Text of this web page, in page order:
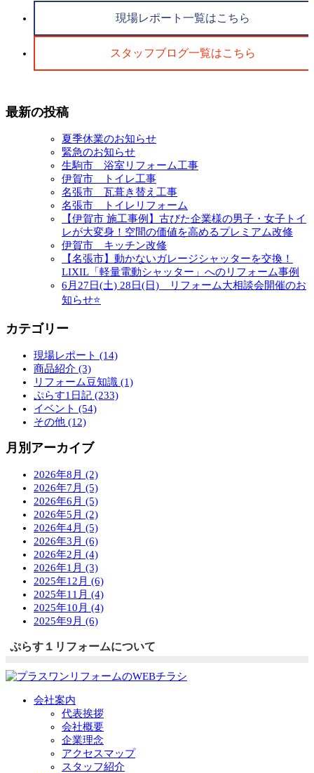
現場レポート一覧はこちら
スタッフブログ一覧はこちら
最新の投稿
夏季休業のお知らせ
緊急のお知らせ
生駒市 浴室リフォーム工事
伊賀市 トイレ工事
名張市 瓦葺き替え工事
名張市 トイレリフォーム
【伊賀市 施工事例】古びた企業様の男子・女子トイ
レが大変身！空間の価値を高めるプレミアム改修
伊賀市 キッチン改修
【名張市】動かないガレージシャッターを交換！
LIXIL「軽量電動シャッター」へのリフォーム事例
6月27日(土) 28日(日) リフォーム大相談会開催のお
知らせ⭐
カテゴリー
現場レポート (14)
商品紹介 (3)
リフォーム豆知識 (1)
ぷらす1日記 (233)
イベント (54)
その他 (12)
月別アーカイブ
2026年8月 (2)
2026年7月 (5)
2026年6月 (5)
2026年5月 (2)
2026年4月 (5)
2026年3月 (6)
2026年2月 (4)
2026年1月 (3)
2025年12月 (6)
2025年11月 (4)
2025年10月 (4)
2025年9月 (6)
ぷらす１リフォームについて
会社案内
代表挨拶
会社概要
企業理念
アクセスマップ
スタッフ紹介